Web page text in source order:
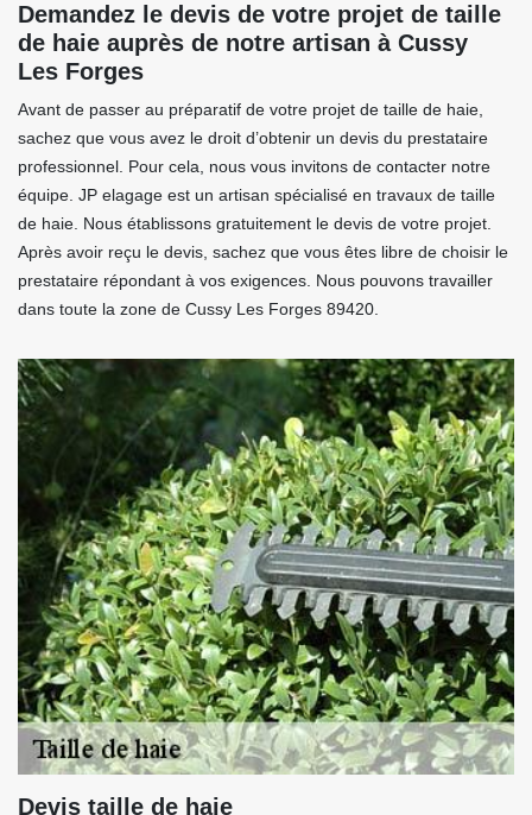
Demandez le devis de votre projet de taille
de haie auprès de notre artisan à Cussy
Les Forges
Avant de passer au préparatif de votre projet de taille de haie,
sachez que vous avez le droit d’obtenir un devis du prestataire
professionnel. Pour cela, nous vous invitons de contacter notre
équipe. JP elagage est un artisan spécialisé en travaux de taille
de haie. Nous établissons gratuitement le devis de votre projet.
Après avoir reçu le devis, sachez que vous êtes libre de choisir le
prestataire répondant à vos exigences. Nous pouvons travailler
dans toute la zone de Cussy Les Forges 89420.
Devis taille de haie